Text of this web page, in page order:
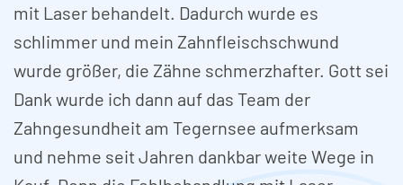
mit Laser behandelt. Dadurch wurde es
schlimmer und mein Zahnfleischschwund
wurde größer, die Zähne schmerzhafter. Gott sei
Dank wurde ich dann auf das Team der
Zahngesundheit am Tegernsee aufmerksam
und nehme seit Jahren dankbar weite Wege in